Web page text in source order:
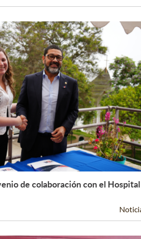
Leer Más +
de colaboración con el Hospital